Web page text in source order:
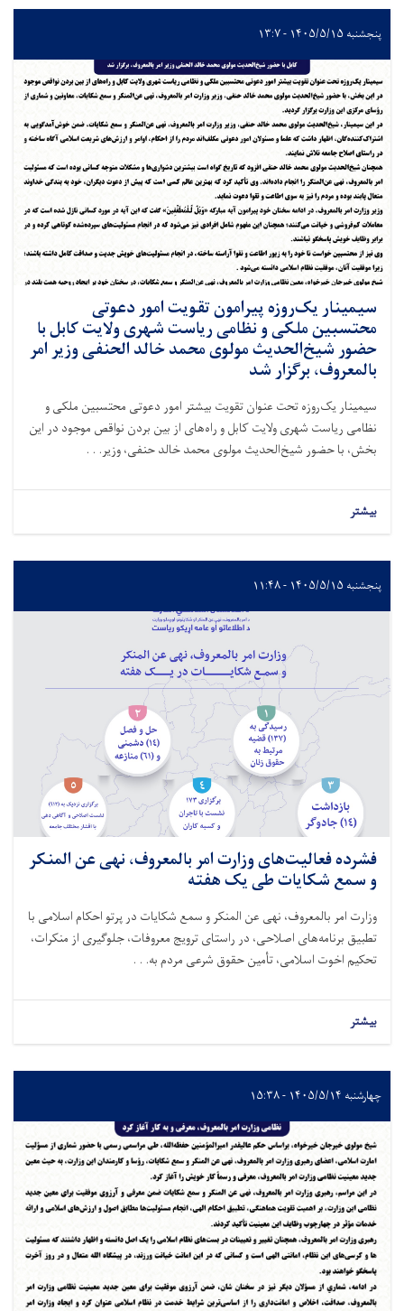
پنجشنبه ۱۴۰۵/۵/۱۵ - ۱۳:۷
سیمینار یک‌روزه پیرامون تقویت امور دعوتی
محتسبین ملکی و نظامی ریاست شهری ولایت کابل با
حضور شیخ‌الحدیث مولوی محمد خالد الحنفی وزیر امر
بالمعروف، برگزار شد
سیمینار یک‌روزه تحت عنوان تقویت بیشتر امور دعوتی محتسبین ملکی و
نظامی ریاست شهری ولایت کابل و راه‌های از بین بردن نواقص موجود در این
بخش، با حضور شیخ‌الحدیث مولوی محمد خالد حنفی، وزیر. . .
بیشتر
پنجشنبه ۱۴۰۵/۵/۱۵ - ۱۱:۴۸
فشرده فعالیت‌های وزارت امر بالمعروف، نهی عن المنکر
و سمع شکایات طی یک هفته
وزارت امر بالمعروف، نهی عن المنکر و سمع شکایات در پرتو احکام اسلامی با
تطبیق برنامه‌های اصلاحی، در راستای ترویج معروفات، جلوگیری از منکرات،
تحکیم اخوت اسلامی، تأمین حقوق شرعی مردم به. . .
بیشتر
چهارشنبه ۱۴۰۵/۵/۱۴ - ۱۵:۳۸